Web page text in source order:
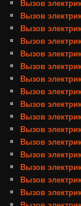
Вызов
Вызов
Вызов
Вызов
Вызов
Вызов
Вызов
Вызов
Вызов
Вызов
Вызов
Вызов
Вызов
Вызов
Вызов
Вызов